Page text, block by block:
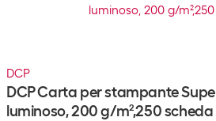
DCP
DCP Carta per stampante
luminoso, 200 g/m²,250 scheda